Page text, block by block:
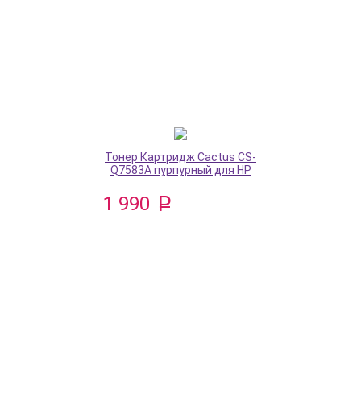
Тонер Картридж Cactus CS-
Q7583A пурпурный для HP
1 990